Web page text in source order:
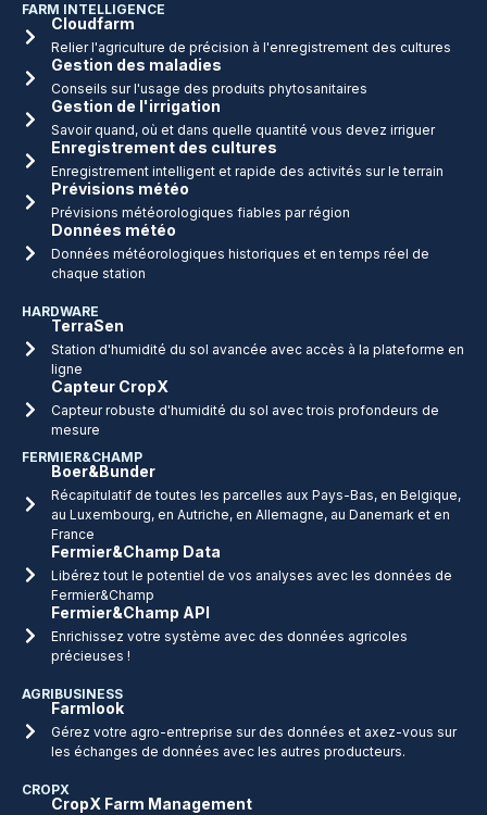
FARM INTELLIGENCE
Cloudfarm
Relier l'agriculture de précision à l'enregistrement des cultures
Gestion des maladies
Conseils sur l'usage des produits phytosanitaires
Gestion de l'irrigation
Savoir quand, où et dans quelle quantité vous devez irriguer
Enregistrement des cultures
Enregistrement intelligent et rapide des activités sur le terrain
Prévisions météo
Prévisions météorologiques fiables par région
Données météo
Données météorologiques historiques et en temps réel de
chaque station
HARDWARE
TerraSen
Station d'humidité du sol avancée avec accès à la plateforme en
ligne
Capteur CropX
Capteur robuste d'humidité du sol avec trois profondeurs de
mesure
FERMIER&CHAMP
Boer&Bunder
Récapitulatif de toutes les parcelles aux Pays-Bas, en Belgique,
au Luxembourg, en Autriche, en Allemagne, au Danemark et en
France
Fermier&Champ Data
Libérez tout le potentiel de vos analyses avec les données de
Fermier&Champ
Fermier&Champ API
Enrichissez votre système avec des données agricoles
précieuses !
AGRIBUSINESS
Farmlook
Gérez votre agro-entreprise sur des données et axez-vous sur
les échanges de données avec les autres producteurs.
CROPX
CropX Farm Management